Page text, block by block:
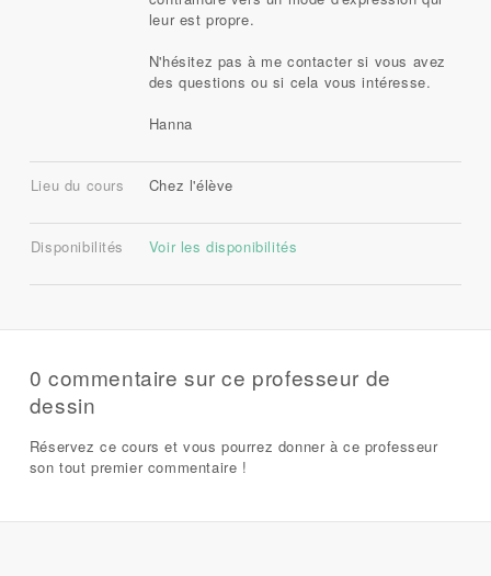
leur est propre.
N'hésitez pas à me contacter si vous avez
des questions ou si cela vous intéresse.
Hanna
Lieu du cours Chez l'élève
Disponibilités Voir les disponibilités
0 commentaire sur ce professeur de
dessin
Réservez ce cours et vous pourrez donner à ce professeur
son tout premier commentaire !